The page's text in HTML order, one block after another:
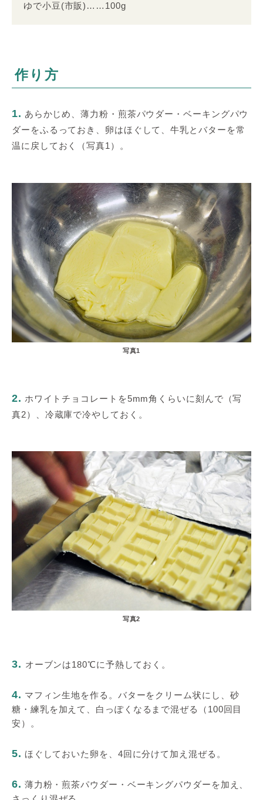
ゆで小豆(市販)……100g
作り方
1. あらかじめ、薄力粉・煎茶パウダー・ベーキングパウ
ダーをふるっておき、卵はほぐして、牛乳とバターを常
温に戻しておく（写真1）。
写真1
2. ホワイトチョコレートを5mm角くらいに刻んで（写
真2）、冷蔵庫で冷やしておく。
写真2
3. オーブンは180℃に予熱しておく。
4. マフィン生地を作る。バターをクリーム状にし、砂
糖・練乳を加えて、白っぽくなるまで混ぜる（100回目
安）。
5. ほぐしておいた卵を、4回に分けて加え混ぜる。
6. 薄力粉・煎茶パウダー・ベーキングパウダーを加え、